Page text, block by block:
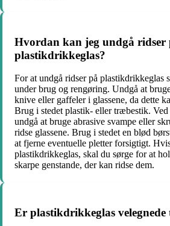
Hvordan kan jeg undgå ridser
plastikdrikkeglas?
For at undgå ridser på plastikdrikkeglas
under brug og rengøring. Undgå at
knive eller gaffeler i glassene, da dette
Brug i stedet plastik- eller træbestik.
undgå at bruge abrasive svampe eller
ridse glassene. Brug i stedet en blød
at fjerne eventuelle pletter forsigtigt.
plastikdrikkeglas, skal du sørge for at
skarpe genstande, der kan ridse dem.
Er plastikdrikkeglas